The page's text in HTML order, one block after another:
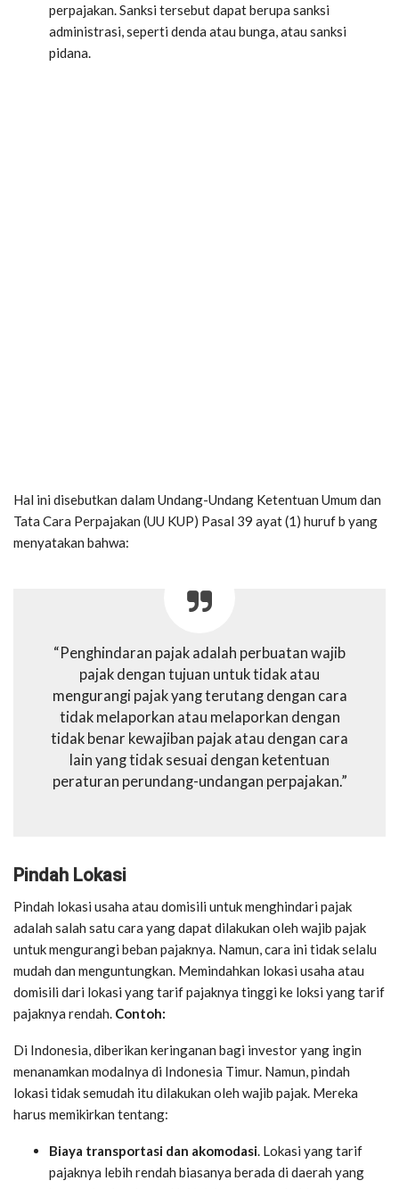
perpajakan. Sanksi tersebut dapat berupa sanksi
administrasi, seperti denda atau bunga, atau sanksi
pidana.
Hal ini disebutkan dalam Undang-Undang Ketentuan Umum dan
Tata Cara Perpajakan (UU KUP) Pasal 39 ayat (1) huruf b yang
menyatakan bahwa:
“Penghindaran pajak adalah perbuatan wajib
pajak dengan tujuan untuk tidak atau
mengurangi pajak yang terutang dengan cara
tidak melaporkan atau melaporkan dengan
tidak benar kewajiban pajak atau dengan cara
lain yang tidak sesuai dengan ketentuan
peraturan perundang-undangan perpajakan.”
Pindah Lokasi
Pindah lokasi usaha atau domisili untuk menghindari pajak
adalah salah satu cara yang dapat dilakukan oleh wajib pajak
untuk mengurangi beban pajaknya. Namun, cara ini tidak selalu
mudah dan menguntungkan. Memindahkan lokasi usaha atau
domisili dari lokasi yang tarif pajaknya tinggi ke loksi yang tarif
pajaknya rendah. Contoh:
Di Indonesia, diberikan keringanan bagi investor yang ingin
menanamkan modalnya di Indonesia Timur. Namun, pindah
lokasi tidak semudah itu dilakukan oleh wajib pajak. Mereka
harus memikirkan tentang:
Biaya transportasi dan akomodasi. Lokasi yang tarif
pajaknya lebih rendah biasanya berada di daerah yang